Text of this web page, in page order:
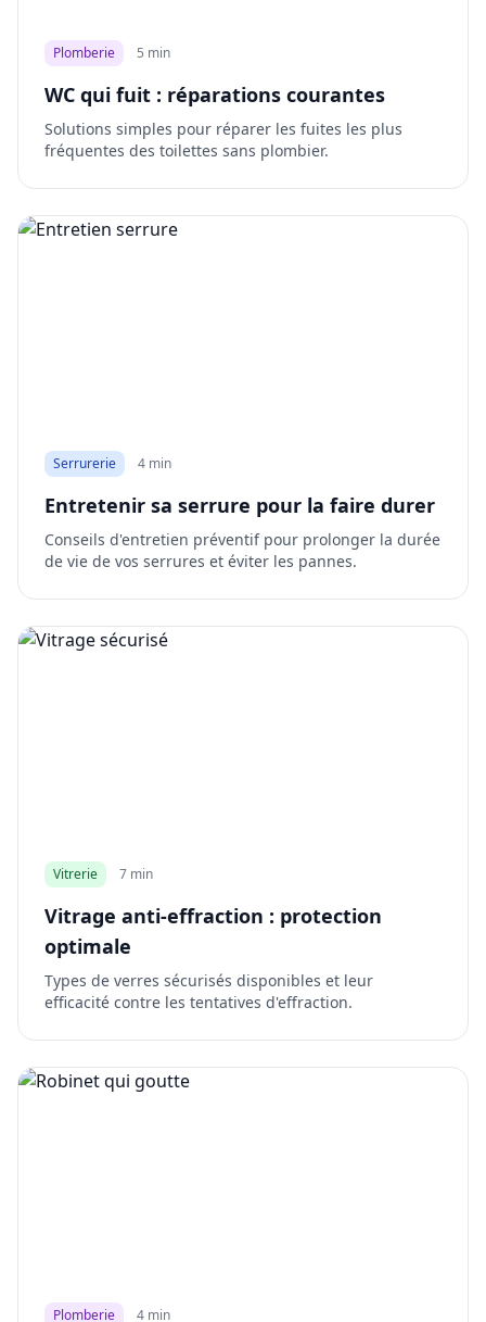
Plomberie 5 min
WC qui fuit : réparations courantes
Solutions simples pour réparer les fuites les plus
fréquentes des toilettes sans plombier.
Serrurerie 4 min
Entretenir sa serrure pour la faire durer
Conseils d'entretien préventif pour prolonger la durée
de vie de vos serrures et éviter les pannes.
Vitrerie 7 min
Vitrage anti-effraction : protection
optimale
Types de verres sécurisés disponibles et leur
efficacité contre les tentatives d'effraction.
Plomberie 4 min